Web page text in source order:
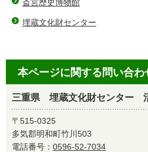
斎宮歴史博物館
埋蔵文化財センター
本ページに関する問い合わ
三重県 埋蔵文化財センター
〒515-0325
多気郡明和町竹川503
電話番号： 0596-52-7034